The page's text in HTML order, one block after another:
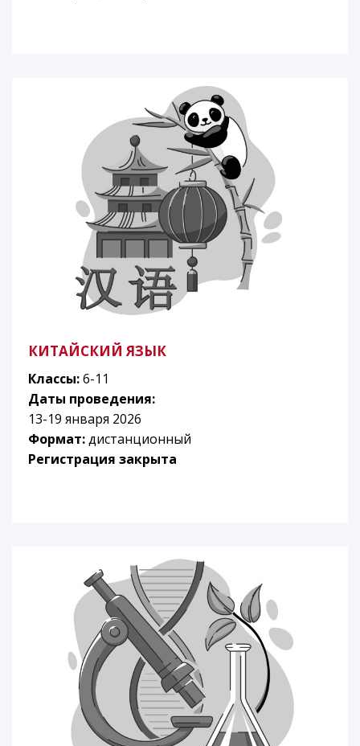
КИТАЙСКИЙ ЯЗЫК
Классы:6-11
Даты проведения:
13-19 января 2026
Формат:дистанционный
Регистрация закрыта